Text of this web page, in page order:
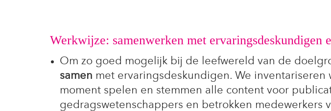
Werkwijze: samenwerken met ervaringsdeskundigen
Om zo goed mogelijk bij de leefwereld van de
samen met ervaringsdeskundigen. We
moment spelen en stemmen alle content voor
gedragswetenschappers en betrokken medewerkers